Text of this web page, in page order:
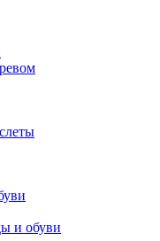
и обуви